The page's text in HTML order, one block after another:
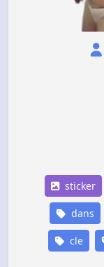
sticker
dans
cle